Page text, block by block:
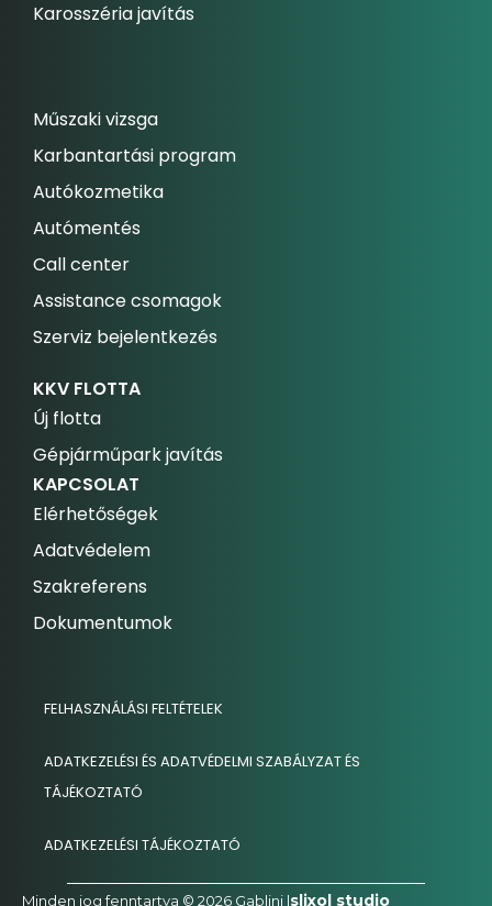
Karosszéria javítás
Műszaki vizsga
Karbantartási program
Autókozmetika
Autómentés
Call center
Assistance csomagok
Szerviz bejelentkezés
KKV FLOTTA
Új flotta
Gépjárműpark javítás
KAPCSOLAT
Elérhetőségek
Adatvédelem
Szakreferens
Dokumentumok
FELHASZNÁLÁSI FELTÉTELEK
ADATKEZELÉSI ÉS ADATVÉDELMI SZABÁLYZAT ÉS
TÁJÉKOZTATÓ
ADATKEZELÉSI TÁJÉKOZTATÓ
Minden jog fenntartva © 2026 Gablini |slixol studio